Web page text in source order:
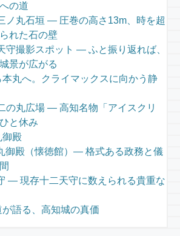
の道
ノ丸石垣 — 圧巻の高さ13m、時を超
れた石の壁
守撮影スポット — ふと振り返れば、
景が広がる
本丸へ。クライマックスに向かう静
の丸広場 — 高知名物「アイスクリ
と休み
御殿
御殿（懐徳館）— 格式ある政務と儀
— 現存十二天守に数えられる貴重な
語る、高知城の真価